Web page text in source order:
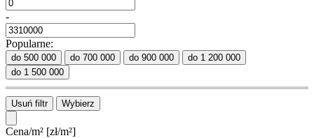
-
Popularne:
do 500 000 do 700 000 do 900 000
do 1 200 000
do 1 500 000
Usuń filtr Wybierz
Cena/m² [zł/m²]